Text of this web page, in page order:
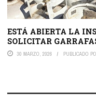
ESTÁ ABIERTA LA
SOLICITAR
30 MARZO, 2026 PUBLICADO